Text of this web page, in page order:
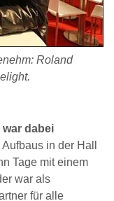
Roland
war dabei
in der Hall
Tage mit einem
war als
für alle